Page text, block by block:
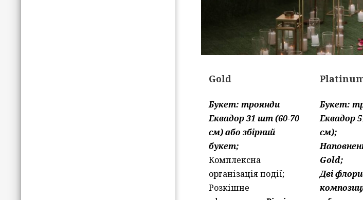
Gold
Букет: троянди
Еквадор 31 шт (60-70
см) або збірний
букет;
Комплексна
організація події;
Розкішне
Букет:
Еквадор
см);
Gold;
Дві